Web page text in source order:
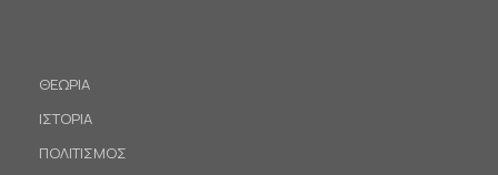
ΘΕΩΡΙΑ
ΙΣΤΟΡΙΑ
ΠΟΛΙΤΙΣΜΟΣ